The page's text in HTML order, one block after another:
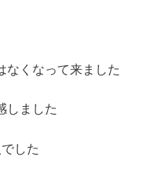
なくなって来ました
しました
した